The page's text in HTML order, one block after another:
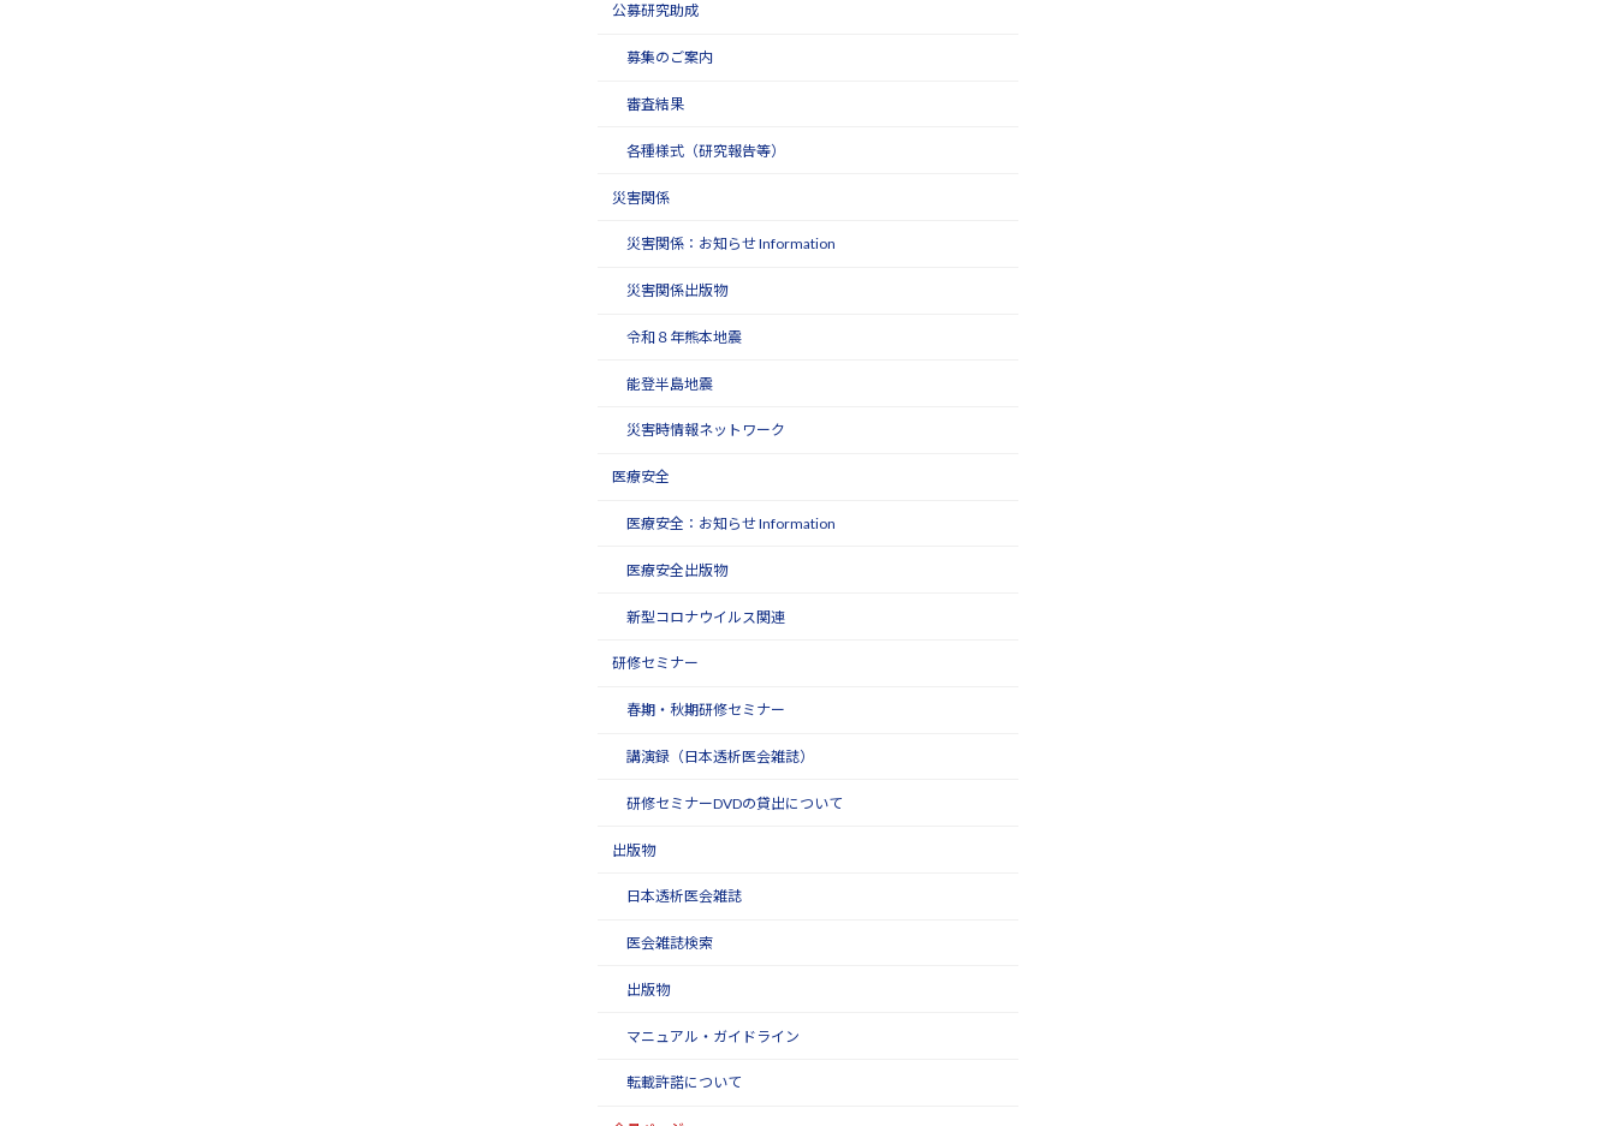
公募研究助成
募集のご案内
審査結果
各種様式（研究報告等）
災害関係
災害関係：お知らせ Information
災害関係出版物
令和８年熊本地震
能登半島地震
災害時情報ネットワーク
医療安全
医療安全：お知らせ Information
医療安全出版物
新型コロナウイルス関連
研修セミナー
春期・秋期研修セミナー
講演録（日本透析医会雑誌）
研修セミナーDVDの貸出について
出版物
日本透析医会雑誌
医会雑誌検索
出版物
マニュアル・ガイドライン
転載許諾について